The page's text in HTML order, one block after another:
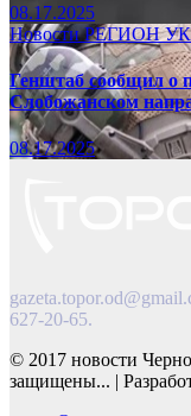
08.17.2025
НовостиРЕГИОН
Генштаб сообщил о
Слобожанском
08.17.2025
627-20-65.
© 2017 новости
защищены... |